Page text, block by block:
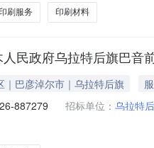
刷服务 印刷材料
民政府乌拉特后旗巴
｜巴彦淖尔市｜乌拉特后旗
887279 招标单位： 乌拉特